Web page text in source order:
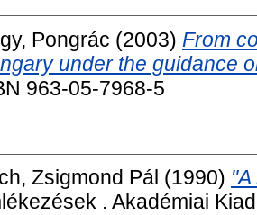
Pongrác (2003) From
under the guidance
963-05-7968-5
Zsigmond Pál (1990)
. Akadémiai